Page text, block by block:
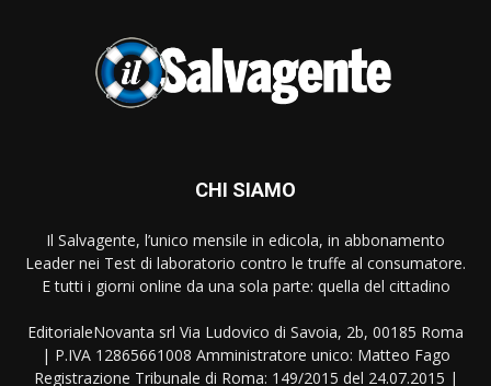
CHI SIAMO
Il Salvagente, l’unico mensile in edicola, in abbonamento
Leader nei Test di laboratorio contro le truffe al consumatore.
E tutti i giorni online da una sola parte: quella del cittadino
EditorialeNovanta srl Via Ludovico di Savoia, 2b, 00185 Roma
| P.IVA 12865661008 Amministratore unico: Matteo Fago
Registrazione Tribunale di Roma: 149/2015 del 24.07.2015 |